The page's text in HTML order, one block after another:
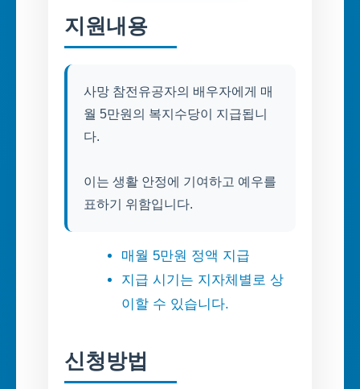
지원내용
사망 참전유공자의 배우자에게 매
월 5만원의 복지수당이 지급됩니
다.
이는 생활 안정에 기여하고 예우를
표하기 위함입니다.
매월 5만원 정액 지급
지급 시기는 지자체별로 상
이할 수 있습니다.
신청방법